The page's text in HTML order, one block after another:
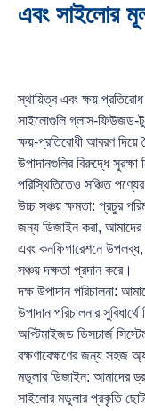
এবং সাইলোর মূল
স্থায়িত্ব এবং ক্ষয়
সাইলোগুলি গ্লাস-ফিউজড-
ক্ষয়-প্রতিরোধী আবরণ দিয়ে
উপাদানগুলির বিরুদ্ধে
পরিস্থিতিতেও সঞ্চিত
উচ্চ সঞ্চয় ক্ষমতা: প্রচুর
জন্য ডিজাইন করা, আমাদের
এবং কনফিগারেশনে উপলব্ধ,
সঞ্চয় দক্ষতা প্রদান করে।
দক্ষ উপাদান পরিচালনা:
উপাদান পরিচালনার
অপ্টিমাইজড ডিসচার্জ
রক্ষণাবেক্ষণের জন্য সহজ
মডুলার ডিজাইন: আমাদের
সাইলোর মডুলার প্রকৃতি